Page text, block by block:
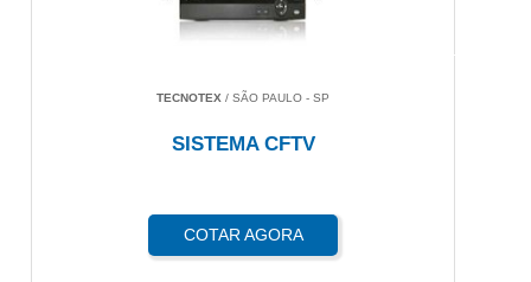
TECNOTEX / SÃO PAULO - SP
SISTEMA CFTV
COTAR AGORA